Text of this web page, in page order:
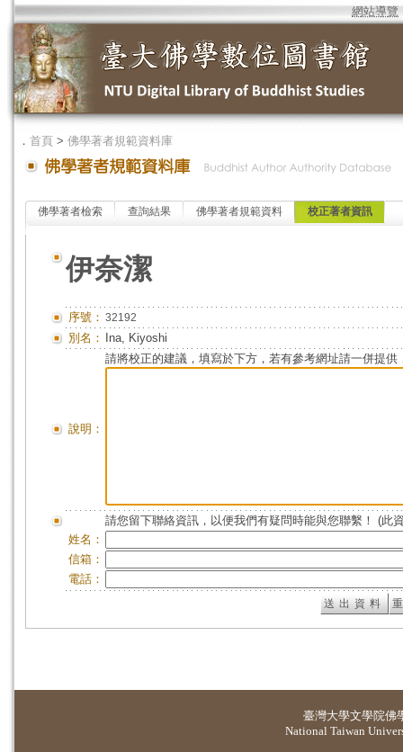
網站導覽
． 首頁 > 佛學著者規範資料庫
佛學著者檢索 查詢結果 佛學著者規範資料 校正著者資訊
伊奈潔
序號： 32192
別名： Ina, Kiyoshi
說明：
請將校正的建議，填寫於下方，若有參考網址請一併提供
請您留下聯絡資訊，以便我們有疑問時能與您聯繫！ (此
姓名：
信箱：
電話：
臺灣大學文學院佛
National Taiwan